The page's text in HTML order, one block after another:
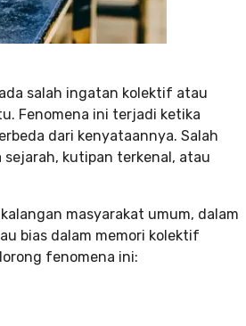
salah ingatan kolektif atau
Fenomena ini terjadi ketika
dari kenyataannya. Salah
kutipan terkenal, atau
masyarakat umum, dalam
bias dalam memori kolektif
fenomena ini: